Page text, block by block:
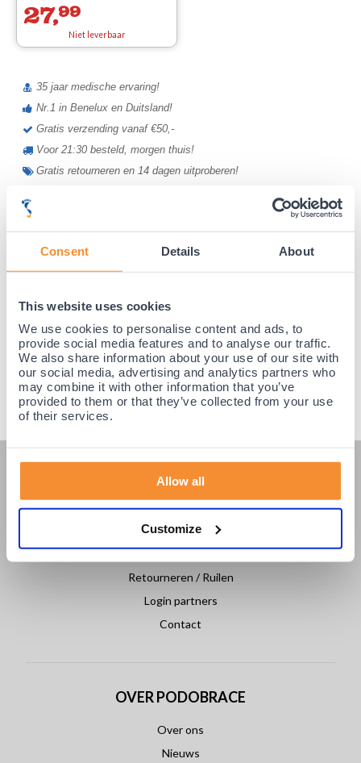
Consent Details About
This website uses cookies
We use cookies to personalise content and ads, to
provide social media features and to analyse our traffic.
We also share information about your use of our site with
our social media, advertising and analytics partners who
may combine it with other information that you’ve
provided to them or that they’ve collected from your use
of their services.
Allow all
Customize
27,99
Niet leverbaar
35 jaar medische ervaring!
Nr.1 in Benelux en Duitsland!
Gratis verzending vanaf €50,-
Voor 21:30 besteld, morgen thuis!
Gratis retourneren en 14 dagen uitproberen!
KLANTENSERVICE
Veelgestelde vragen
Klantenservice
Betaling & Levering
Retourneren / Ruilen
Login partners
Contact
OVER PODOBRACE
Over ons
Nieuws